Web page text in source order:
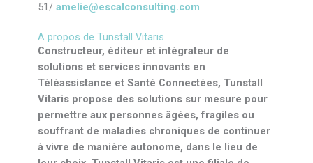
51/ amelie@escalconsulting.com
A propos de Tunstall Vitaris
Constructeur, éditeur et intégrateur de
solutions et services innovants en
Téléassistance et Santé Connectées, Tunstall
Vitaris propose des solutions sur mesure pour
permettre aux personnes âgées, fragiles ou
souffrant de maladies chroniques de continuer
à vivre de manière autonome, dans le lieu de